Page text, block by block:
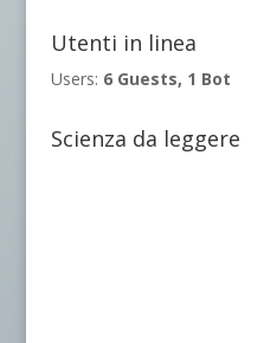
Utenti in linea
Users: 6 Guests, 1 Bot
Scienza da leggere